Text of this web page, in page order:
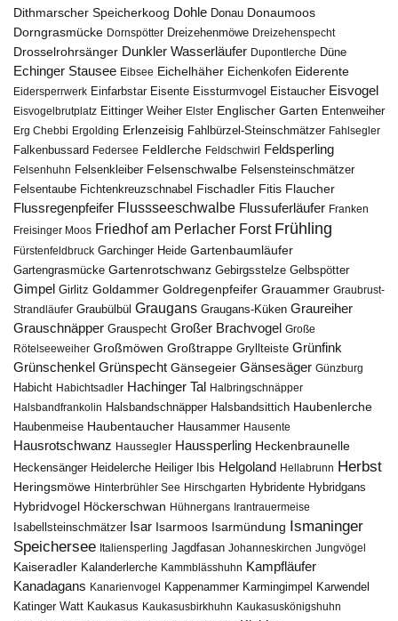
Dithmarscher Speicherkoog Dohle Donau Donaumoos
Dorngrasmücke Dornspötter Dreizehenmöwe Dreizehenspecht
Drosselrohrsänger Dunkler Wasserläufer Dupontlerche Düne
Echinger Stausee Eibsee Eichelhäher Eichenkofen Eiderente
Eidersperrwerk Einfarbstar Eisente Eissturmvogel Eistaucher Eisvogel
Eisvogelbrutplatz Eittinger Weiher Elster Englischer Garten Entenweiher
Erg Chebbi Ergolding Erlenzeisig Fahlbürzel-Steinschmätzer Fahlsegler
Falkenbussard Federsee Feldlerche Feldschwirl Feldsperling
Felsenhuhn Felsenkleiber Felsenschwalbe Felsensteinschmätzer
Felsentaube Fichtenkreuzschnabel Fischadler Fitis Flaucher
Flussregenpfeifer Flussseeschwalbe Flussuferläufer Franken
Freisinger Moos Friedhof am Perlacher Forst Frühling
Fürstenfeldbruck Garchinger Heide Gartenbaumläufer
Gartengrasmücke Gartenrotschwanz Gebirgsstelze Gelbspötter
Gimpel Girlitz Goldammer Goldregenpfeifer Grauammer Graubrust-
Strandläufer Graubülbül Graugans Graugans-Küken Graureiher
Grauschnäpper Grauspecht Großer Brachvogel Große
Rötelseeweiher Großmöwen Großtrappe Gryllteiste Grünfink
Grünschenkel Grünspecht Gänsegeier Gänsesäger Günzburg
Habicht Habichtsadler Hachinger Tal Halbringschnäpper
Halsbandfrankolin Halsbandschnäpper Halsbandsittich Haubenlerche
Haubenmeise Haubentaucher Hausammer Hausente
Hausrotschwanz Haussegler Haussperling Heckenbraunelle
Heckensänger Heidelerche Heiliger Ibis Helgoland Hellabrunn Herbst
Heringsmöwe Hinterbrühler See Hirschgarten Hybridente Hybridgans
Hybridvogel Höckerschwan Hühnergans Irantrauermeise
Isabellsteinschmätzer Isar Isarmoos Isarmündung Ismaninger
Speichersee Italiensperling Jagdfasan Johanneskirchen Jungvögel
Kaiseradler Kalanderlerche Kammblässhuhn Kampfläufer
Kanadagans Kanarienvogel Kappenammer Karmingimpel Karwendel
Katinger Watt Kaukasus Kaukasusbirkhuhn Kaukasuskönigshuhn